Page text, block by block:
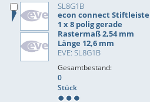
SL8G1B
econ connect Stiftleiste
1 x 8 polig gerade
Rastermaß 2,54 mm
Länge 12,6 mm
EVE: SL8G1B
Gesamtbestand:
0
Stück